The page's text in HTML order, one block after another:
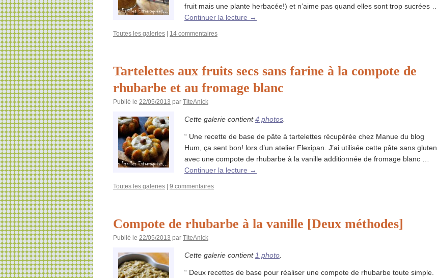
fruit mais une plante herbacée!) et n’aime pas quand elles sont trop sucrées …
Continuer la lecture →
Toutes les galeries 14 commentaires
Tartelettes aux fruits secs sans farine à la compote de
rhubarbe et au fromage blanc
Publié le 22/05/2013 par TiteAnick
Cette galerie contient4 photos
“ Une recette de base de pâte à tartelettes récupérée chez Manue du blog
Hum, ça sent bon! lors d’un atelier Flexipan. J’ai utilisée cette pâte sans gluten
avec une compote de rhubarbe à la vanille additionnée de fromage blanc …
Continuer la lecture →
Toutes les galeries 9 commentaires
Compote de rhubarbe à la vanille [Deux méthodes]
Publié le 22/05/2013 par TiteAnick
Cette galerie contient 1 photo
“ Deux recettes de base pour réaliser une compote de rhubarbe toute simple.